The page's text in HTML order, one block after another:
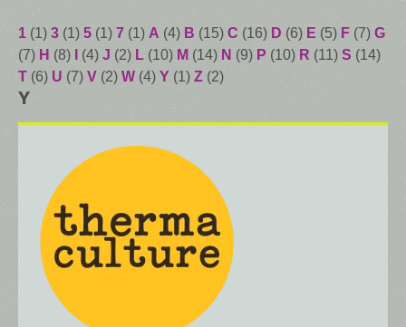
1 (1) 3 (1) 5 (1) 7 (1) A (4) B (15) C (16) D (6) E (5) F (7) G
(7) H (8) (4) J (2) L (10) M (14) N (9) P (10) R (11) S (14)
T (6) U (7) V (2) W (4) Y (1) Z (2)
Y